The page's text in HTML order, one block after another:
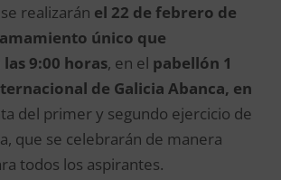
realizarán el 22 de febrero de
único que
9:00 horas, en el pabellón 1
de Galicia Abanca, en
del primer y segundo ejercicio de
que se celebrarán de manera
todos los aspirantes.